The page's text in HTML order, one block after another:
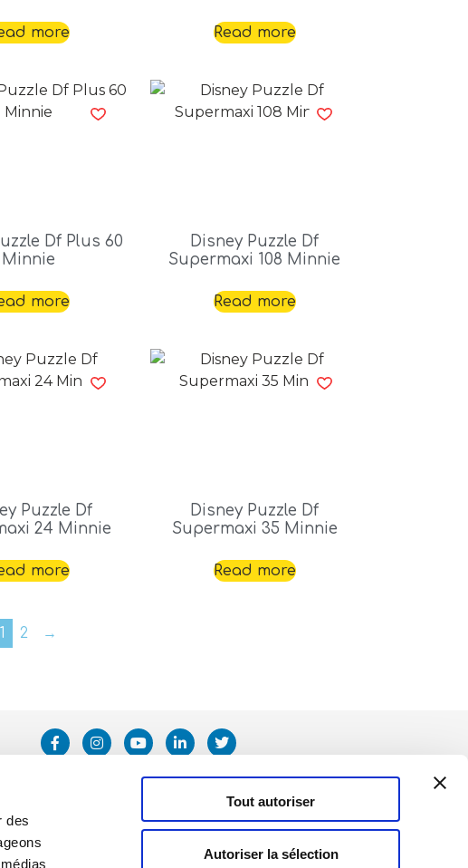
des
Tout autoriser
Autoriser la sélection
more Read more
Df Plus 60
Minnie
more
Disney Puzzle Df
Supermaxi 108 Minnie
Read more
Puzzle Df
24 Minnie
more
Disney Puzzle Df
Supermaxi 35 Minnie
Read more
1 2 →